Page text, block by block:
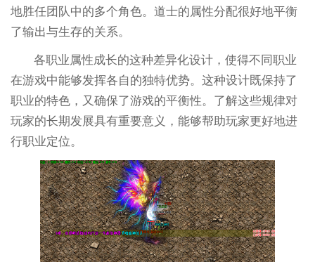
地胜任团队中的多个角色。道士的属性分配很好地平衡
了输出与生存的关系。
各职业属性成长的这种差异化设计，使得不同职业
在游戏中能够发挥各自的独特优势。这种设计既保持了
职业的特色，又确保了游戏的平衡性。了解这些规律对
玩家的长期发展具有重要意义，能够帮助玩家更好地进
行职业定位。